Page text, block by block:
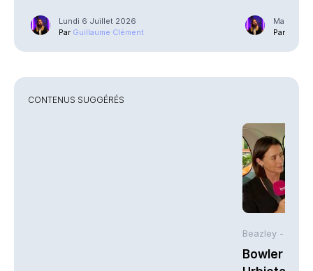
Lundi 6 Juillet 2026
Par Guillaume Clément
Mardi 21
Par
CONTENUS SUGGÉRÉS
Beazley -
Bowler